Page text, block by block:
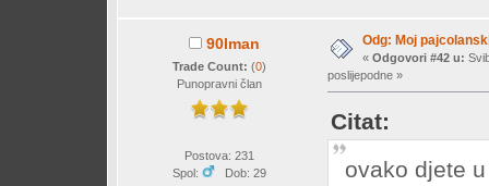
90lman
Trade Count: (0)
Punopravni član
Postova: 231
Spol:
Dob: 29
Odg: Moj
« Odgovori #42 u:
poslijepodne »
Citat:
ovako djete